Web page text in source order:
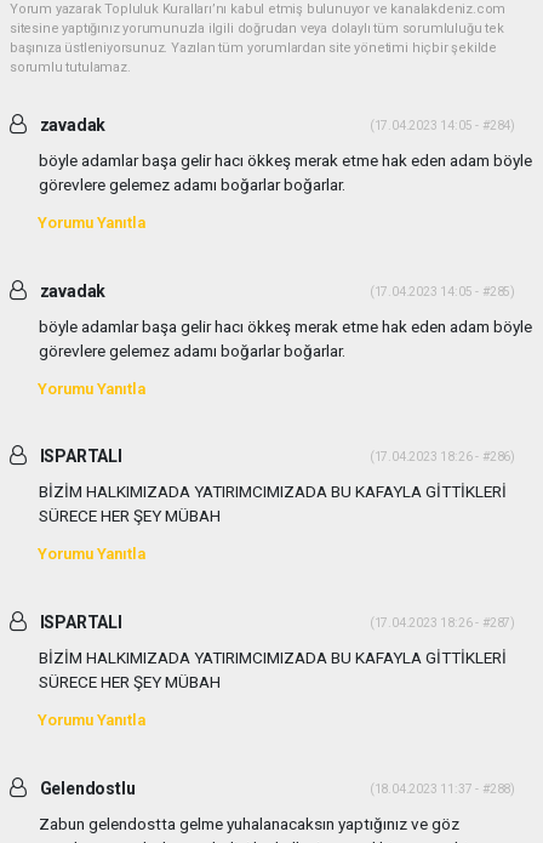
Yorum yazarak Topluluk Kuralları’nı kabul etmiş bulunuyor ve kanalakdeniz.com
sitesine yaptığınız yorumunuzla ilgili doğrudan veya dolaylı tüm sorumluluğu tek
başınıza üstleniyorsunuz. Yazılan tüm yorumlardan site yönetimi hiçbir şekilde
sorumlu tutulamaz.
zavadak (17.04.2023 14:05 - #284)
böyle adamlar başa gelir hacı ökkeş merak etme hak eden adam böyle
görevlere gelemez adamı boğarlar boğarlar.
Yorumu Yanıtla
zavadak (17.04.2023 14:05 - #285)
böyle adamlar başa gelir hacı ökkeş merak etme hak eden adam böyle
görevlere gelemez adamı boğarlar boğarlar.
Yorumu Yanıtla
ISPARTALI (17.04.2023 18:26 - #286)
BİZİM HALKIMIZADA YATIRIMCIMIZADA BU KAFAYLA GİTTİKLERİ
SÜRECE HER ŞEY MÜBAH
Yorumu Yanıtla
ISPARTALI (17.04.2023 18:26 - #287)
BİZİM HALKIMIZADA YATIRIMCIMIZADA BU KAFAYLA GİTTİKLERİ
SÜRECE HER ŞEY MÜBAH
Yorumu Yanıtla
Gelendostlu (18.04.2023 11:37 - #288)
Zabun gelendostta gelme yuhalanacaksın yaptığınız ve göz